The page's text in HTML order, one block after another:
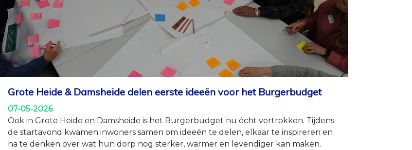
Grote Heide & Damsheide delen eerste ideeën voor het Burgerbudget
07-05-2026
Ook in Grote Heide en Damsheide is het Burgerbudget nu écht vertrokken. Tijdens
de startavond kwamen inwoners samen om ideeën te delen, elkaar te inspireren en
na te denken over wat hun dorp nog sterker, warmer en levendiger kan maken.